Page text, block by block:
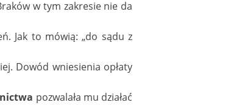
w tym zakresie nie da
Jak to mówią: „do sądu z
Dowód wniesienia opłaty
pozwalała mu działać